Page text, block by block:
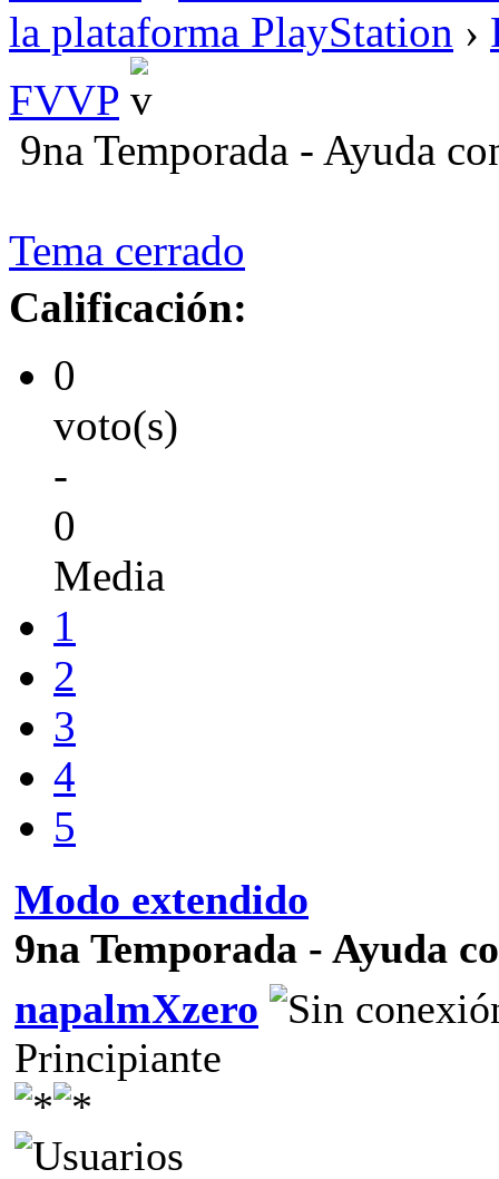
la plataforma PlayStation ›
FVVP
9na Temporada - Ayuda
Tema cerrado
Calificación:
0
voto(s)
-
0
Media
1
2
3
4
5
Modo extendido
9na Temporada - Ayuda
napalmXzero
Principiante